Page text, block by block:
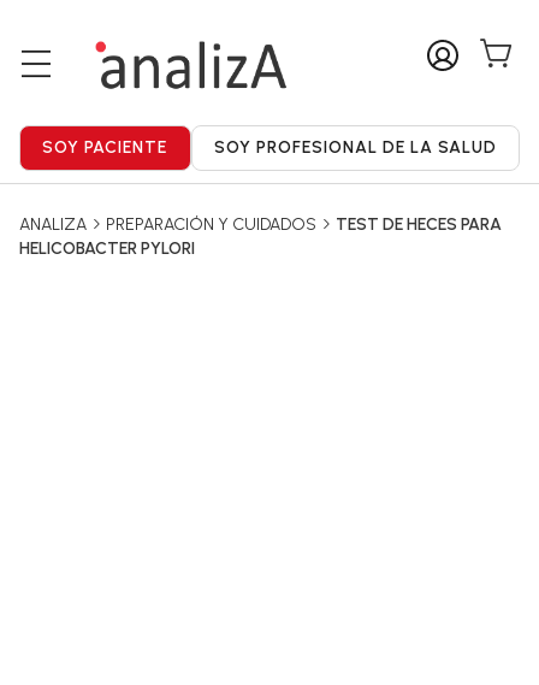
ANALIZA PREPARACIÓN Y CUIDADOS
TEST DE HECES PARA
HELICOBACTER PYLORI